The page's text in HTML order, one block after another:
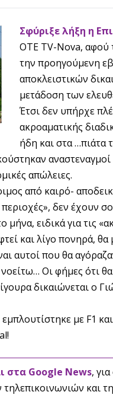
Σφύριξε λήξη η
OTE TV-Nova, αφού
την προηγούμενη
αποκλειστικών
μετάδοση των
Έτσι δεν υπήρχε
ακροαματικής
ήδη και στα …πιάτα
απώλειες.
από καιρό-
δεν έχουν
ειδικά για τις
και λίγο πονηρά,
αυτοί που θα
Οι φήμες ότι
δικαιώνεται ο
με F1
στα Google News,
και